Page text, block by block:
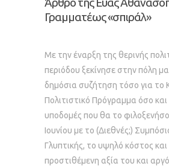
Γραμματέως «σπιράλ»
Με την έναρξη της θερινής
περιόδου ξεκίνησε στην πόλη
δημόσια συζήτηση τόσο για το
Πολιτιστικό Πρόγραμμα όσο και
υποδομές που θα το
Ιουνίου με το (Διεθνές;)
Γλυπτικής, το υψηλό κόστος
προστιθέμενη αξία του και